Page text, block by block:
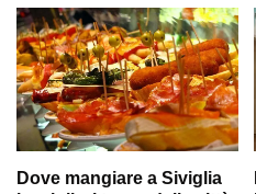
Dove mangiare a Siviglia